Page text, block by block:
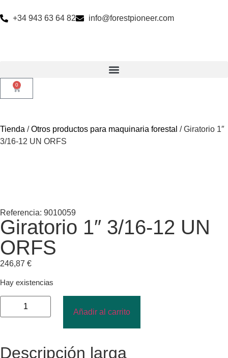
+34 943 63 64 82 info@forestpioneer.com
0
Tienda /Otros productos para maquinaria forestal / Giratorio 1″
3/16-12 UN ORFS
Referencia: 9010059
Giratorio 1″ 3/16-12 UN
ORFS
246,87 €
Hay existencias
Añadir al carrito
Descripción larga